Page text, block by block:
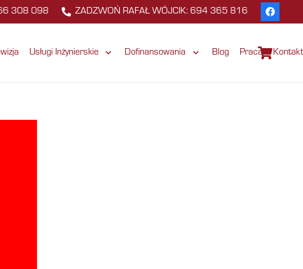
308 098 ZADZWOŃ RAFAŁ WÓJCIK: 694 365 816
Usługi Inżynierskie Dofinansowania Blog Praca Kontakt